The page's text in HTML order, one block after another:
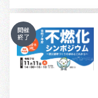
開催
終了